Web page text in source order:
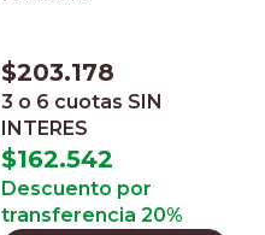
$203.178
3 o 6 cuotas SIN
INTERES
$162.542
Descuento por
transferencia 20%